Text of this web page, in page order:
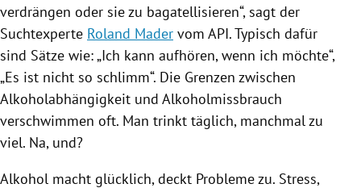
verdrängen oder sie zu bagatellisieren“, sagt der
Suchtexperte Roland Mader vom API. Typisch dafür
sind Sätze wie: „Ich kann aufhören, wenn ich möchte“,
„Es ist nicht so schlimm“. Die Grenzen zwischen
Alkoholabhängigkeit und Alkoholmissbrauch
verschwimmen oft. Man trinkt täglich, manchmal zu
viel. Na, und?
Alkohol macht glücklich, deckt Probleme zu. Stress,